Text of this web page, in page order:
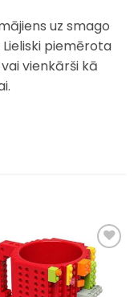
uz smago
piemērota
vienkārši kā
Pievienot
sarakstam